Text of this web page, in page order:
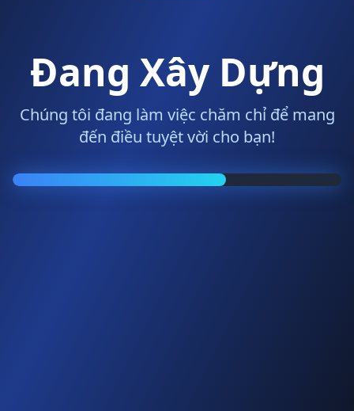
Đang Xây Dựng
Chúng tôi đang làm việc chăm chỉ để mang
đến điều tuyệt vời cho bạn!